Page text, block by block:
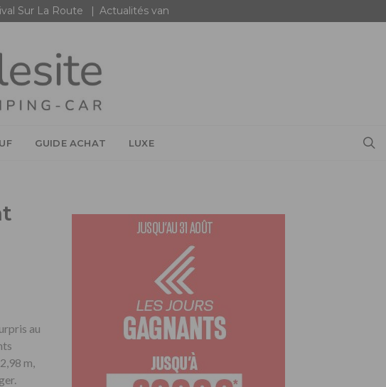
Sur La Route Actualités van
GUIDE ACHAT LUXE
au
m,